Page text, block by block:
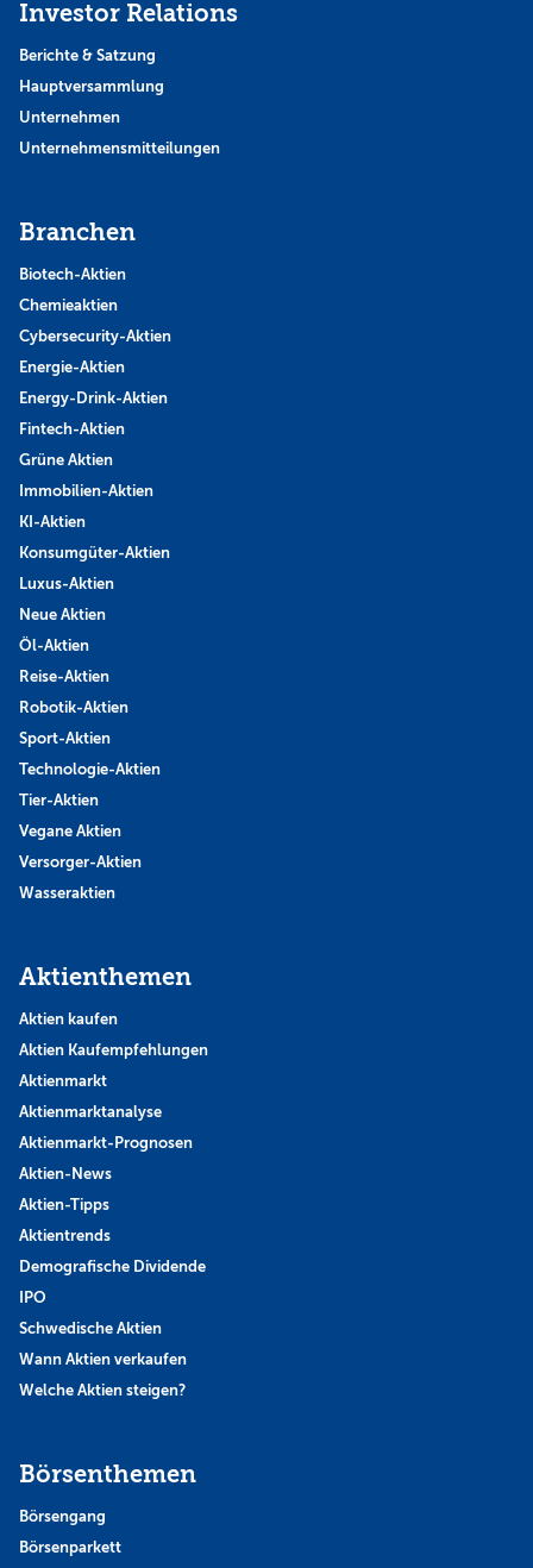
Investor Relations
Berichte & Satzung
Hauptversammlung
Unternehmen
Unternehmensmitteilungen
Branchen
Biotech-Aktien
Chemieaktien
Cybersecurity-Aktien
Energie-Aktien
Energy-Drink-Aktien
Fintech-Aktien
Grüne Aktien
Immobilien-Aktien
KI-Aktien
Konsumgüter-Aktien
Luxus-Aktien
Neue Aktien
Öl-Aktien
Reise-Aktien
Robotik-Aktien
Sport-Aktien
Technologie-Aktien
Tier-Aktien
Vegane Aktien
Versorger-Aktien
Wasseraktien
Aktienthemen
Aktien kaufen
Aktien Kaufempfehlungen
Aktienmarkt
Aktienmarktanalyse
Aktienmarkt-Prognosen
Aktien-News
Aktien-Tipps
Aktientrends
Demografische Dividende
IPO
Schwedische Aktien
Wann Aktien verkaufen
Welche Aktien steigen?
Börsenthemen
Börsengang
Börsenparkett